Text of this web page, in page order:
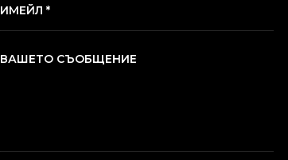
ИМЕЙЛ *
ВАШЕТО СЪОБЩЕНИЕ